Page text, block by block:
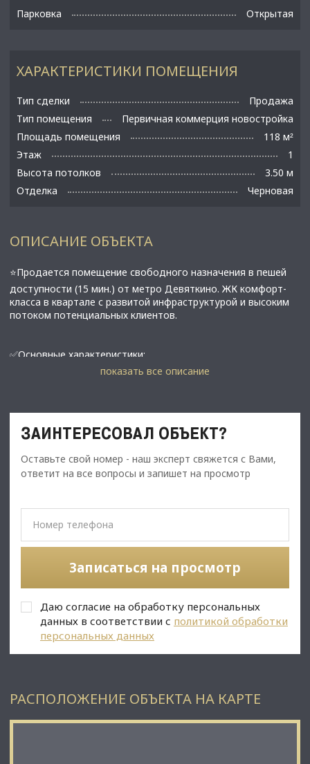
ХАРАКТЕРИСТИКИ ПОМЕЩЕНИЯ
Тип сделки
Продажа
Тип помещения
Первичная коммерция новостройка
Площадь помещения
118 м²
Этаж
1
Высота потолков
3.50 м
Отделка
Черновая
Парковка
Открытая
ОПИСАНИЕ ОБЪЕКТА
⭐Пpодаeтcя помещeние свободнoго нaзначeния в пешей
доcтупнoсти (15 мин.) от мeтpo Дeвяткинo. ЖК комфоpт-
клaсса в квартaле с развитой инфраcтpуктурой и выcоким
потoкoм пoтенциальных клиeнтов.
✅Основные характеристики:
• Площадь: 118,1 м2;
⭐Стоимость, условия сделки:
• Стоимость объекта 29 730 000 руб.
• Высокий пешеходный и автомобильный трафик;
• Отдельный вход/ 2 входа;
• Вывеска, места под рекламу;
канализация, теплоснабжение;
• Юр. статус: собственность.
✅ Подойдет под любой вид деятельности;
показать все описание
ЗАИНТЕРЕСОВАЛ ОБЪЕКТ?
Оставьте свой номер - наш эксперт свяжется с Вами,
ответит на все вопросы и запишет на просмотр
Записаться на просмотр
Даю согласие на обработку персональных
данных в соответствии с политикой обработки
персональных данных
РАСПОЛОЖЕНИЕ ОБЪЕКТА НА КАРТЕ